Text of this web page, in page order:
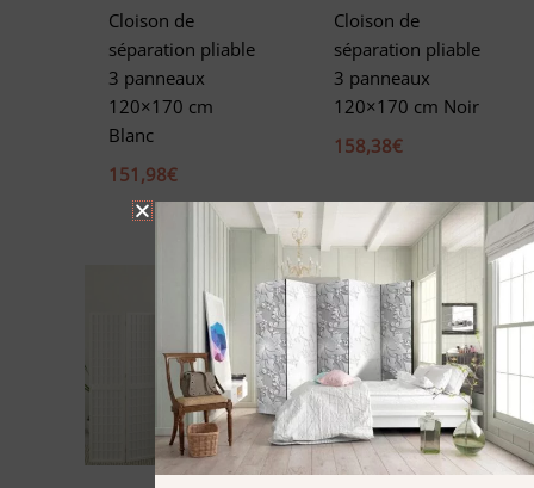
Cloison de
séparation pliable
3 panneaux
120×170 cm
Blanc
151,98€
Cloison de
séparation pliable
3 panneaux
120×170 cm Noir
158,38€